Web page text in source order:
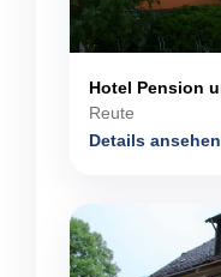
Hotel Pension
Reute
Details ansehen